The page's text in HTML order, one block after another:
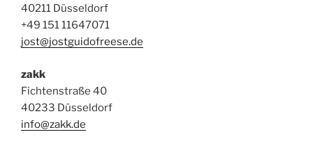
40211 Düsseldorf
+49 151 11647071
jost@jostguidofreese.de
zakk
Fichtenstraße 40
40233 Düsseldorf
info@zakk.de